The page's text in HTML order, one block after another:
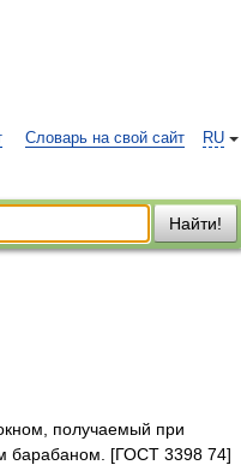
RU
Словарь на свой сайт
Найти!
получаемый при
барабаном. [ГОСТ 3398 74]